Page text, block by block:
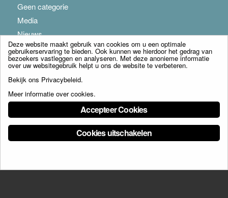
Geen categorie
Media
Nieuws
© Copyright - Franciscus Huis Weert B.V. - webdesign:
Deze website maakt gebruik van cookies om u een optimale
gebruikerservaring te bieden. Ook kunnen we hierdoor het gedrag van
bezoekers vastleggen en analyseren. Met deze anonieme informatie
over uw websitegebruik helpt u ons de website te verbeteren.
Bekijk ons Privacybeleid.
Meer informatie over cookies.
Accepteer Cookies
Cookies uitschakelen